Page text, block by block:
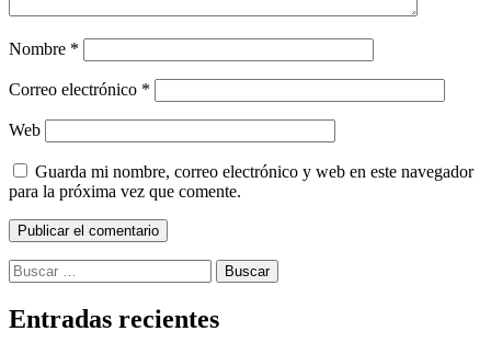
Nombre *
Correo electrónico *
Web
Guarda mi nombre, correo electrónico y web en este navegador
para la próxima vez que comente.
Buscar:
Entradas recientes